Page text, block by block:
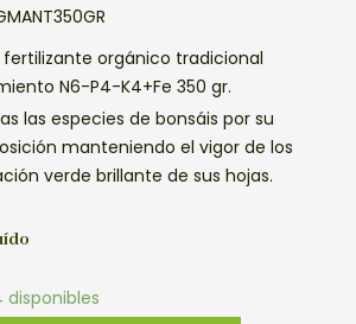
orgánico tradicional
N6-P4-K4+Fe 350 gr.
las especies de bonsáis por su
manteniendo el vigor de los
verde brillante de sus hojas.
disponibles